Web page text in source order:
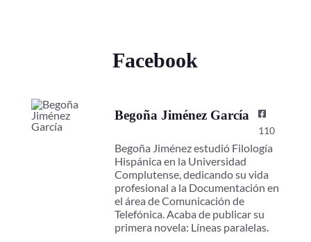
Facebook
Begoña Jiménez García
110
Begoña Jiménez estudió Filología
Hispánica en la Universidad
Complutense, dedicando su vida
profesional a la Documentación en
el área de Comunicación de
Telefónica. Acaba de publicar su
primera novela: Líneas paralelas.